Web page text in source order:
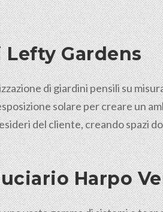
Gardens
di giardini pensili su
solare per creare un
del cliente, creando spazi
Harpo